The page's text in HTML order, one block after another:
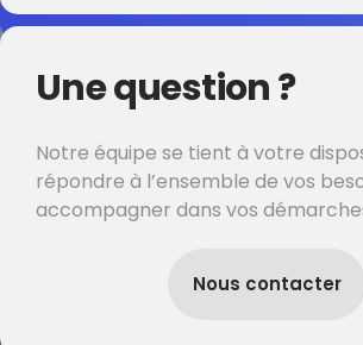
Une question ?
Notre équipe se tient à votre
répondre à l’ensemble de vos
accompagner dans vos
Nous contacter